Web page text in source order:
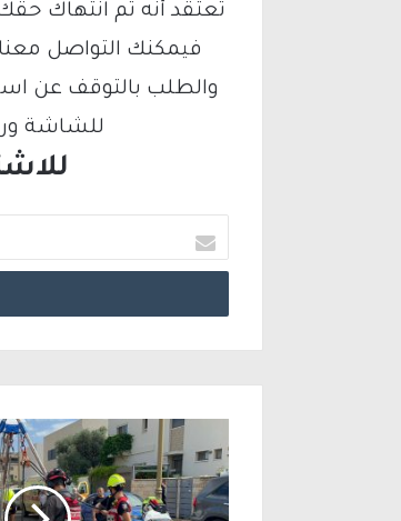
تعتقد أنه تم انتهاك
والطلب بالتوقف عن
للشاشة
د
خ
ل
ب
ي
د